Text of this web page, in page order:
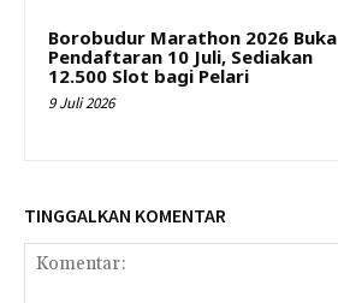
Borobudur Marathon 2026 Buka
Pendaftaran 10 Juli, Sediakan
12.500 Slot bagi Pelari
9 Juli 2026
TINGGALKAN KOMENTAR